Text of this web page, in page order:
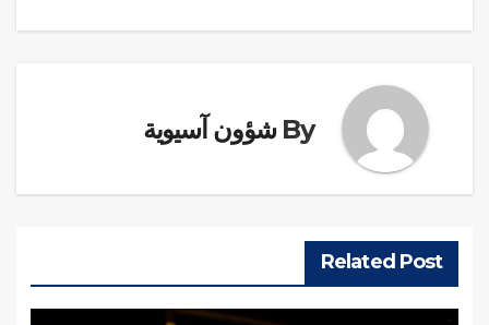
By شؤون آسيوية
Related Post